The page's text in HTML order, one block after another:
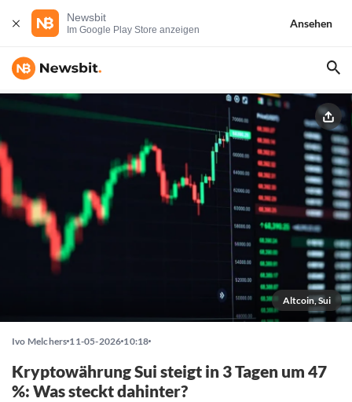
Newsbit
Im Google Play Store anzeigen
Ansehen
Altcoin, Sui
Ivo Melchers 11-05-2026 10:18
Kryptowährung Sui steigt in 3 Tagen um 47
%: Was steckt dahinter?